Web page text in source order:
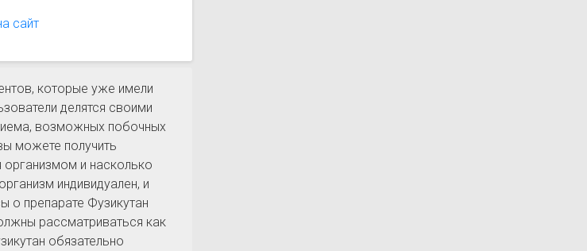
сайт
которые уже имели
делятся своими
возможных побочных
можете получить
и насколько
индивидуален, и
о препарате Фузикутан
рассматриваться как
обязательно